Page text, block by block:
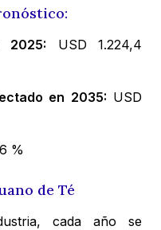
2025: USD 1.224,4
en 2035: USD
%
de Té
cada año se